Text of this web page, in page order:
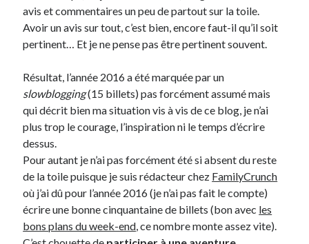
On parle de quoi ?
Bon plan du dimanche
Coup de coeur
Daddy
Engagé
Geek
Green
Humeur
Lectures
Lyon
Lyon à Livre Ouvert
Mini-monsieur
avis et commentaires un peu de partout sur la toile.
Avoir un avis sur tout, c’est bien, encore faut-il qu’il soit
pertinent… Et je ne pense pas être pertinent souvent.
Résultat, l’année 2016 a été marquée par un
slowblogging(15 billets) pas forcément assumé mais
qui décrit bien ma situation vis à vis de ce blog, je n’ai
plus trop le courage, l’inspiration ni le temps d’écrire
dessus.
Pour autant je n’ai pas forcément été si absent du reste
de la toile puisque je suis rédacteur chez FamilyCrunch
où j’ai dû pour l’année 2016 (je n’ai pas fait le compte)
écrire une bonne cinquantaine de billets (bon avec les
bons plans du week-end, ce nombre monte assez vite).